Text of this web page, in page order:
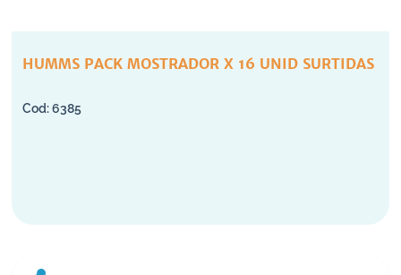
HUMMS PACK MOSTRADOR X 16 UNID SURTIDAS
6385